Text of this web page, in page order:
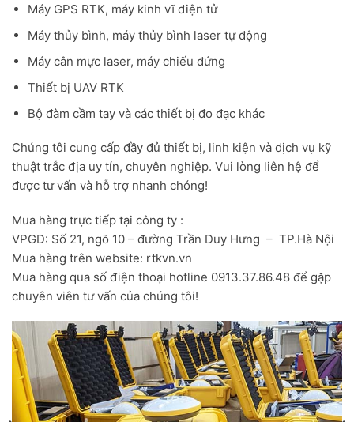
Máy GPS RTK, máy kinh vĩ điện tử
Máy thủy bình, máy thủy bình laser tự động
Máy cân mực laser, máy chiếu đứng
Thiết bị UAV RTK
Bộ đàm cầm tay và các thiết bị đo đạc khác
Chúng tôi cung cấp đầy đủ thiết bị, linh kiện và dịch vụ kỹ
thuật trắc địa uy tín, chuyên nghiệp. Vui lòng liên hệ để
được tư vấn và hỗ trợ nhanh chóng!
Mua hàng trực tiếp tại công ty :
VPGD: Số 21, ngõ 10 – đường Trần Duy Hưng – TP.Hà Nội
Mua hàng trên website: rtkvn.vn
Mua hàng qua số điện thoại hotline 0913.37.86.48 để gặp
chuyên viên tư vấn của chúng tôi!